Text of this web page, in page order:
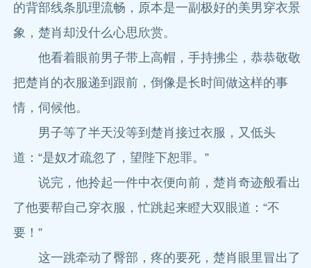
的背部线条肌理流畅，原本是一副极好的美男穿衣景
象，楚肖却没什么心思欣赏。
他看着眼前男子带上高帽，手持拂尘，恭恭敬敬
把楚肖的衣服递到跟前，倒像是长时间做这样的事
情，伺候他。
男子等了半天没等到楚肖接过衣服，又低头
道：“是奴才疏忽了，望陛下恕罪。”
说完，他拎起一件中衣便向前，楚肖奇迹般看出
了他要帮自己穿衣服，忙跳起来瞪大双眼道：“不
要！”
这一跳牵动了臀部，疼的要死，楚肖眼里冒出了